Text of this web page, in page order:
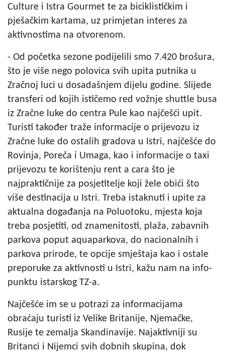
Culture i Istra Gourmet te za biciklističkim i
pješačkim kartama, uz primjetan interes za
aktivnostima na otvorenom.
- Od početka sezone podijelili smo 7.420 brošura,
što je više nego polovica svih upita putnika u
Zračnoj luci u dosadašnjem dijelu godine. Slijede
transferi od kojih ističemo red vožnje shuttle busa
iz Zračne luke do centra Pule kao najčešći upit.
Turisti također traže informacije o prijevozu iz
Zračne luke do ostalih gradova u Istri, najčešće do
Rovinja, Poreča i Umaga, kao i informacije o taxi
prijevozu te korištenju rent a cara što je
najpraktičnije za posjetitelje koji žele obići što
više destinacija u Istri. Treba istaknuti i upite za
aktualna događanja na Poluotoku, mjesta koja
treba posjetiti, od znamenitosti, plaža, zabavnih
parkova poput aquaparkova, do nacionalnih i
parkova prirode, te opcije smještaja kao i ostale
preporuke za aktivnosti u Istri, kažu nam na info-
punktu istarskog TZ-a.
Najčešće im se u potrazi za informacijama
obraćaju turisti iz Velike Britanije, Njemačke,
Rusije te zemalja Skandinavije. Najaktivniji su
Britanci i Nijemci svih dobnih skupina, dok